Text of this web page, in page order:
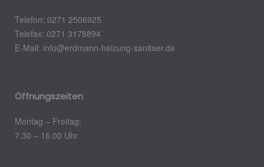
Telefon: 0271 2506925
Telefax: 0271 3178894
E-Mail: info@erdmann-heizung-sanitaer.de
Öffnungszeiten
Montag – Freitag:
7.30 – 16.00 Uhr